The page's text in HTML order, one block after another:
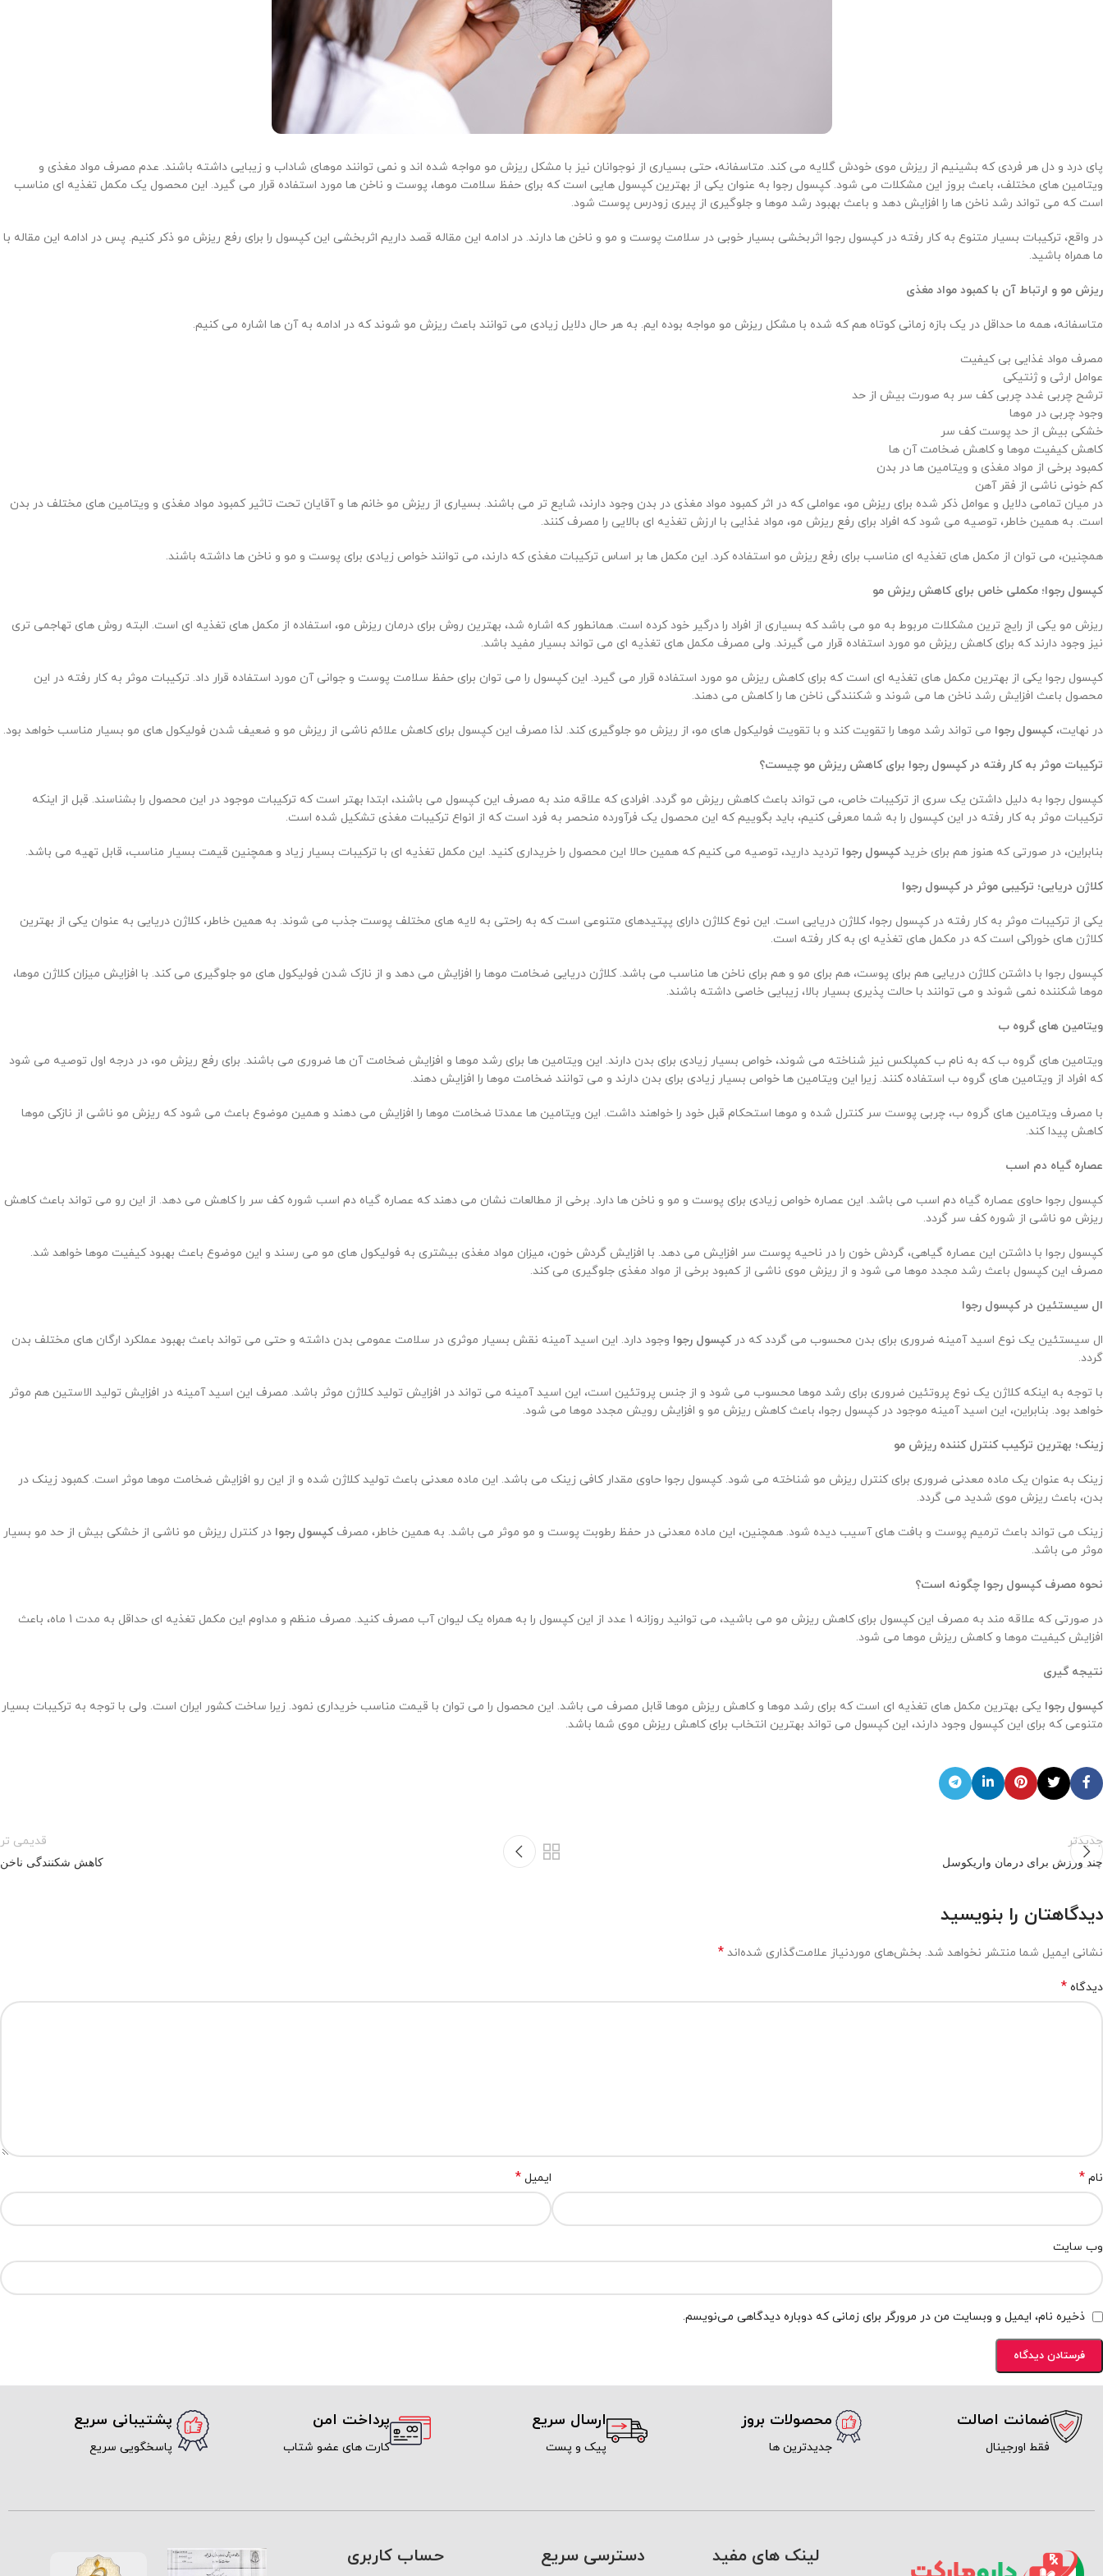
پای درد و دل هر فردی که بشینیم از ریزش موی خودش گلایه می کند. متاسفانه، حتی بسیاری از نوجوانان نیز با مشکل ریزش مو مواجه شده اند و نمی توانند موهای شاداب و زیبایی داشته باشند. عدم مصرف مواد مغذی و
ویتامین های مختلف، باعث بروز این مشکلات می شود. کپسول رجوا به عنوان یکی از بهترین کپسول هایی است که برای حفظ سلامت موها، پوست و ناخن ها مورد استفاده قرار می گیرد. این محصول یک مکمل تغذیه ای مناسب
است که می تواند رشد ناخن ها را افزایش دهد و باعث بهبود رشد موها و جلوگیری از پیری زودرس پوست شود.
در واقع، ترکیبات بسیار متنوع به کار رفته در کپسول رجوا اثربخشی بسیار خوبی در سلامت پوست و مو و ناخن ها دارند. در ادامه این مقاله قصد داریم اثربخشی این کپسول را برای رفع ریزش مو ذکر کنیم. پس در ادامه این مقاله با
ما همراه باشید.
ریزش مو و ارتباط آن با کمبود مواد مغذی
متاسفانه، همه ما حداقل در یک بازه زمانی کوتاه هم که شده با مشکل ریزش مو مواجه بوده ایم. به هر حال دلایل زیادی می توانند باعث ریزش مو شوند که در ادامه به آن ها اشاره می کنیم.
مصرف مواد غذایی بی کیفیت
عوامل ارثی و ژنتیکی
ترشح چربی غدد چربی کف سر به صورت بیش از حد
وجود چربی در موها
خشکی بیش از حد پوست کف سر
کاهش کیفیت موها و کاهش ضخامت آن ها
کمبود برخی از مواد مغذی و ویتامین ها در بدن
کم خونی ناشی از فقر آهن
در میان تمامی دلایل و عوامل ذکر شده برای ریزش مو، عواملی که در اثر کمبود مواد مغذی در بدن وجود دارند، شایع تر می باشند. بسیاری از ریزش مو خانم ها و آقایان تحت تاثیر کمبود مواد مغذی و ویتامین های مختلف در بدن
است. به همین خاطر، توصیه می شود که افراد برای رفع ریزش مو، مواد غذایی با ارزش تغذیه ای بالایی را مصرف کنند.
همچنین، می توان از مکمل های تغذیه ای مناسب برای رفع ریزش مو استفاده کرد. این مکمل ها بر اساس ترکیبات مغذی که دارند، می توانند خواص زیادی برای پوست و مو و ناخن ها داشته باشند.
کپسول رجوا؛ مکملی خاص برای کاهش ریزش مو
ریزش مو یکی از رایج ترین مشکلات مربوط به مو می باشد که بسیاری از افراد را درگیر خود کرده است. همانطور که اشاره شد، بهترین روش برای درمان ریزش مو، استفاده از مکمل های تغذیه ای است. البته روش های تهاجمی تری
نیز وجود دارند که برای کاهش ریزش مو مورد استفاده قرار می گیرند. ولی مصرف مکمل های تغذیه ای می تواند بسیار مفید باشد.
کپسول رجوا یکی از بهترین مکمل های تغذیه ای است که برای کاهش ریزش مو مورد استفاده قرار می گیرد. این کپسول را می توان برای حفظ سلامت پوست و جوانی آن مورد استفاده قرار داد. ترکیبات موثر به کار رفته در این
محصول باعث افزایش رشد ناخن ها می شوند و شکنندگی ناخن ها را کاهش می دهند.
در نهایت،کپسول رجوا می تواند رشد موها را تقویت کند و با تقویت فولیکول های مو، از ریزش مو جلوگیری کند. لذا مصرف این کپسول برای کاهش علائم ناشی از ریزش مو و ضعیف شدن فولیکول های مو بسیار مناسب خواهد بود.
ترکیبات موثر به کار رفته در کپسول رجوا برای کاهش ریزش مو چیست؟
کپسول رجوا به دلیل داشتن یک سری از ترکیبات خاص، می تواند باعث کاهش ریزش مو گردد. افرادی که علاقه مند به مصرف این کپسول می باشند، ابتدا بهتر است که ترکیبات موجود در این محصول را بشناسند. قبل از اینکه
ترکیبات موثر به کار رفته در این کپسول را به شما معرفی کنیم، باید بگوییم که این محصول یک فرآورده منحصر به فرد است که از انواع ترکیبات مغذی تشکیل شده است.
بنابراین، در صورتی که هنوز هم برای خریدکپسول رجوا تردید دارید، توصیه می کنیم که همین حالا این محصول را خریداری کنید. این مکمل تغذیه ای با ترکیبات بسیار زیاد و همچنین قیمت بسیار مناسب، قابل تهیه می باشد.
کلاژن دریایی؛ ترکیبی موثر در کپسول رجوا
یکی از ترکیبات موثر به کار رفته در کپسول رجوا، کلاژن دریایی است. این نوع کلاژن دارای پپتیدهای متنوعی است که به راحتی به لایه های مختلف پوست جذب می شوند. به همین خاطر، کلاژن دریایی به عنوان یکی از بهترین
کلاژن های خوراکی است که در مکمل های تغذیه ای به کار رفته است.
کپسول رجوا با داشتن کلاژن دریایی هم برای پوست، هم برای مو و هم برای ناخن ها مناسب می باشد. کلاژن دریایی ضخامت موها را افزایش می دهد و از نازک شدن فولیکول های مو جلوگیری می کند. با افزایش میزان کلاژن موها،
موها شکننده نمی شوند و می توانند با حالت پذیری بسیار بالا، زیبایی خاصی داشته باشند.
ویتامین های گروه ب
ویتامین های گروه ب که به نام ب کمپلکس نیز شناخته می شوند، خواص بسیار زیادی برای بدن دارند. این ویتامین ها برای رشد موها و افزایش ضخامت آن ها ضروری می باشند. برای رفع ریزش مو، در درجه اول توصیه می شود
که افراد از ویتامین های گروه ب استفاده کنند. زیرا این ویتامین ها خواص بسیار زیادی برای بدن دارند و می توانند ضخامت موها را افزایش دهند.
با مصرف ویتامین های گروه ب، چربی پوست سر کنترل شده و موها استحکام قبل خود را خواهند داشت. این ویتامین ها عمدتا ضخامت موها را افزایش می دهند و همین موضوع باعث می شود که ریزش مو ناشی از نازکی موها
کاهش پیدا کند.
عصاره گیاه دم اسب
کپسول رجوا حاوی عصاره گیاه دم اسب می باشد. این عصاره خواص زیادی برای پوست و مو و ناخن ها دارد. برخی از مطالعات نشان می دهند که عصاره گیاه دم اسب شوره کف سر را کاهش می دهد. از این رو می تواند باعث کاهش
ریزش مو ناشی از شوره کف سر گردد.
کپسول رجوا با داشتن این عصاره گیاهی، گردش خون را در ناحیه پوست سر افزایش می دهد. با افزایش گردش خون، میزان مواد مغذی بیشتری به فولیکول های مو می رسند و این موضوع باعث بهبود کیفیت موها خواهد شد.
مصرف این کپسول باعث رشد مجدد موها می شود و از ریزش موی ناشی از کمبود برخی از مواد مغذی جلوگیری می کند.
ال سیستئین در کپسول رجوا
ال سیستئین یک نوع اسید آمینه ضروری برای بدن محسوب می گردد که درکپسول رجوا وجود دارد. این اسید آمینه نقش بسیار موثری در سلامت عمومی بدن داشته و حتی می تواند باعث بهبود عملکرد ارگان های مختلف بدن
گردد.
با توجه به اینکه کلاژن یک نوع پروتئین ضروری برای رشد موها محسوب می شود و از جنس پروتئین است، این اسید آمینه می تواند در افزایش تولید کلاژن موثر باشد. مصرف این اسید آمینه در افزایش تولید الاستین هم موثر
خواهد بود. بنابراین، این اسید آمینه موجود در کپسول رجوا، باعث کاهش ریزش مو و افزایش رویش مجدد موها می شود.
زینک؛ بهترین ترکیب کنترل کننده ریزش مو
زینک به عنوان یک ماده معدنی ضروری برای کنترل ریزش مو شناخته می شود. کپسول رجوا حاوی مقدار کافی زینک می باشد. این ماده معدنی باعث تولید کلاژن شده و از این رو افزایش ضخامت موها موثر است. کمبود زینک در
بدن، باعث ریزش موی شدید می گردد.
زینک می تواند باعث ترمیم پوست و بافت های آسیب دیده شود. همچنین، این ماده معدنی در حفظ رطوبت پوست و مو موثر می باشد. به همین خاطر، مصرفکپسول رجوا در کنترل ریزش مو ناشی از خشکی بیش از حد مو بسیار
موثر می باشد.
نحوه مصرف کپسول رجوا چگونه است؟
در صورتی که علاقه مند به مصرف این کپسول برای کاهش ریزش مو می باشید، می توانید روزانه 1 عدد از این کپسول را به همراه یک لیوان آب مصرف کنید. مصرف منظم و مداوم این مکمل تغذیه ای حداقل به مدت 1 ماه، باعث
افزایش کیفیت موها و کاهش ریزش موها می شود.
نتیجه گیری
کپسول رجوا یکی بهترین مکمل های تغذیه ای است که برای رشد موها و کاهش ریزش موها قابل مصرف می باشد. این محصول را می توان با قیمت مناسب خریداری نمود. زیرا ساخت کشور ایران است. ولی با توجه به ترکیبات بسیار
متنوعی که برای این کپسول وجود دارند، این کپسول می تواند بهترین انتخاب برای کاهش ریزش موی شما باشد.
جدیدتر
چند ورزش برای درمان واریکوسل
قدیمی تر
کاهش شکنندگی ناخن
دیدگاهتان را بنویسید
نشانی ایمیل شما منتشر نخواهد شد. بخش‌های موردنیاز علامت‌گذاری شده‌اند *
دیدگاه *
نام * ایمیل *
وب‌ سایت
ذخیره نام، ایمیل و وبسایت من در مرورگر برای زمانی که دوباره دیدگاهی می‌نویسم.
ضمانت اصالت
فقط اورجینال
محصولات بروز
جدیدترین ها
ارسال سریع
پیک و پست
پرداخت امن
کارت های عضو شتاب
پشتیبانی سریع
پاسخگویی سریع
لینک های مفید دسترسی سریع حساب کاربری